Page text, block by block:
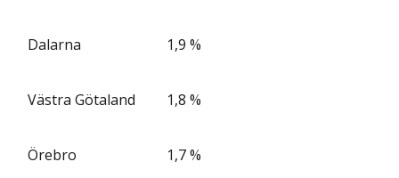
Dalarna 1,9 %
Västra Götaland 1,8 %
Örebro 1,7 %